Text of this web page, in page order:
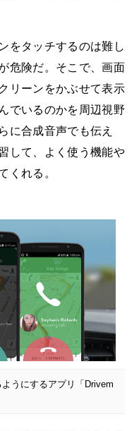
をタッチするのは難し
危険だ。そこで、画面
リーンをかぶせて表示
でいるのかを周辺視野
に合成音声でも伝え
して、よく使う機能や
くれる。
うにするアプリ「Drivem